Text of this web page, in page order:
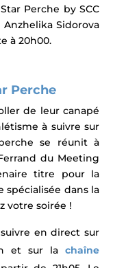
Perche by SCC
Anzhelika Sidorova
à 20h00.
Perche
de leur canapé
à suivre sur
se réunit à
du Meeting
titre pour la
spécialisée dans la
votre soirée !
suivre en direct sur
et sur la chaîne